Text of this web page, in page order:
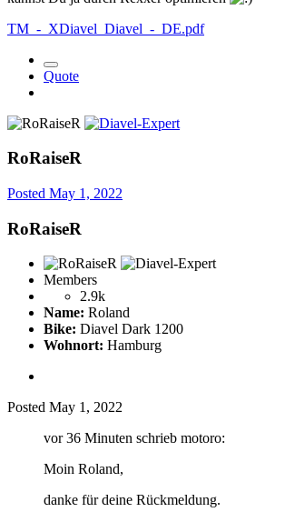
TM_-_XDiavel_Diavel_-_DE.pdf
Quote
RoRaiseR
Posted May 1, 2022
RoRaiseR
Members
2.9k
Name: Roland
Bike: Diavel Dark 1200
Wohnort: Hamburg
Posted May 1, 2022
vor 36 Minuten schrieb motoro:
Moin Roland,
danke für deine Rückmeldung.